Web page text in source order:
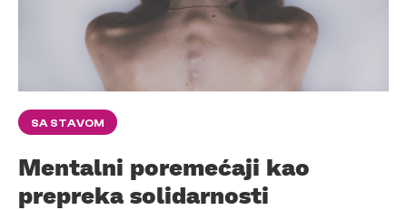
SA STAVOM
Mentalni poremećaji kao
prepreka solidarnosti